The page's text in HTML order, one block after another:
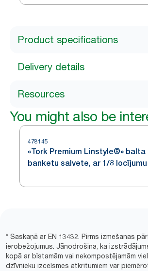
Product specifications
Delivery details
Resources
You might also be
478145
«Tork Premium Linstyle®» balta
banketu salvete, ar 1/8 locījumu
* Saskaņā ar EN 13432. Pirms izmešanas
ierobežojumus. Jānodrošina, ka
kopā ar bīstamām vai nekompostējamām
dzīvnieku izcelsmes atkritumiem var